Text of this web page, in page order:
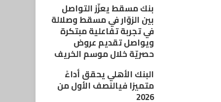
بنك مسقط يعزّز التواصل
بين الزوّار في مسقط وصلالة
في تجربة تفاعلية مبتكرة
ويواصل تقديم عروض
حصريّة خلال موسم الخريف
البنك الأهلي يحقق أداءً
متميزا فيالنصف الأول من
2026